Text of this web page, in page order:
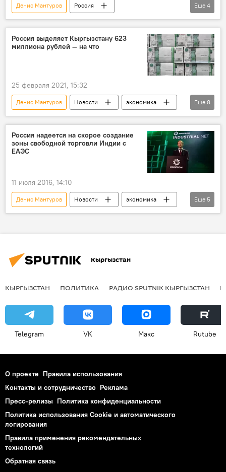
Денис Мантуров
Россия
Владимир Путин
Сергей Лавров
Михаил Мишустин
доходы
Еще 4
Россия выделяет Кыргызстану 623
миллиона рублей — на что
25 февраля 2021, 15:32
Денис Мантуров Новости
экономика
Кыргызстан
помощь
деньги
маркировка
товар
Улукбек Кармышаков
Россия
Еще 8
Россия надеется на скорое создание
зоны свободной торговли Индии с
ЕАЭС
11 июля 2016, 14:10
Денис Мантуров Новости
экономика
В мире
Индия
Еще 5
Кыргызстан
КЫРГЫЗСТАН ПОЛИТИКА РАДИО SPUTNIK КЫРГЫЗСТАН
Telegram VK Макс Rutube
О проекте Правила использования
Контакты и сотрудничество Реклама
Пресс-релизы Политика конфиденциальности
Политика использования Cookie и автоматического
логирования
Правила применения рекомендательных
технологий
Обратная связь